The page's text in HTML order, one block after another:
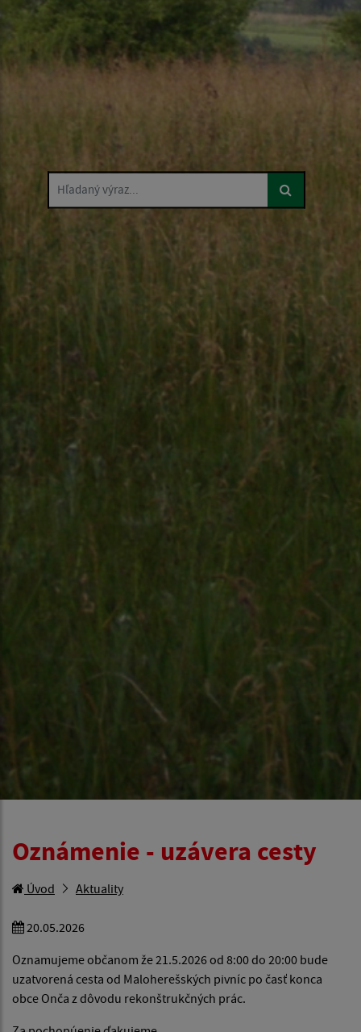
Hľadaný výraz...
Oznámenie - uzávera cesty
Úvod Aktuality
20.05.2026
Oznamujeme občanom že 21.5.2026 od 8:00 do 20:00 bude
uzatvorená cesta od Maloherešských pivníc po časť konca
obce Onča z dôvodu rekonštrukčných prác.